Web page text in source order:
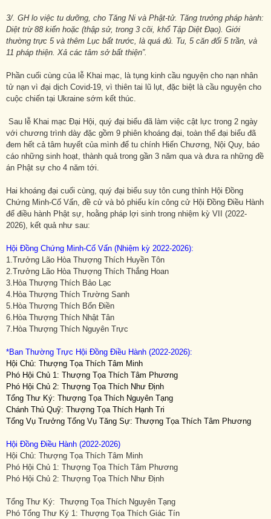
3/. GH lo việc tu dưỡng, cho Tăng Ni và Phật-tử. Tăng trưởng pháp hành:
Diệt trừ 88 kiến hoặc (thập sử, trong 3 cõi, khổ Tập Diệt Đạo). Giới
thường trực 5 và thêm Lục bất trước, là quá đủ. Tu, 5 căn đối 5 trần, và
11 pháp thiện. Xả các tâm sở bất thiện”.
Phần cuối cùng của lễ Khai mạc, là tụng kinh cầu nguyện cho nạn nhân
tử nạn vì đại dịch Covid-19, vì thiên tai lũ lụt, đặc biệt là cầu nguyện cho
cuộc chiến tại Ukraine sớm kết thúc.
Sau lễ Khai mạc Đại Hội, quý đại biểu đã làm việc cật lực trong 2 ngày
với chương trình dày đặc gồm 9 phiên khoáng đại, toàn thể đại biểu đã
đem hết cả tâm huyết của mình để tu chính Hiến Chương, Nội Quy, báo
cáo những sinh hoạt, thành quả trong gần 3 năm qua và đưa ra những đề
án Phật sự cho 4 năm tới.
Hai khoáng đại cuối cùng, quý đại biểu suy tôn cung thỉnh Hội Đồng
Chứng Minh-Cố Vấn, đề cử và bỏ phiếu kín công cử Hội Đồng Điều Hành
để điều hành Phật sự, hoằng pháp lợi sinh trong nhiệm kỳ VII (2022-
2026), kết quả như sau:
Hội Đồng Chứng Minh-Cố Vấn (Nhiệm kỳ 2022-2026):
1.Trưởng Lão Hòa Thượng Thích Huyền Tôn
2.Trưởng Lão Hòa Thượng Thích Thắng Hoan
3.Hòa Thượng Thích Bảo Lạc
4.Hòa Thượng Thích Trường Sanh
5.Hòa Thượng Thích Bổn Điền
6.Hòa Thượng Thích Nhật Tân
7.Hòa Thượng Thích Nguyên Trực
*Ban Thường Trực Hội Đồng Điều Hành (2022-2026):
Hội Chủ: Thượng Tọa Thích Tâm Minh
Phó Hội Chủ 1: Thượng Tọa Thích Tâm Phương
Phó Hội Chủ 2: Thượng Tọa Thích Như Định
Tổng Thư Ký: Thượng Tọa Thích Nguyên Tạng
Chánh Thủ Quỹ: Thượng Tọa Thích Hạnh Tri
Tổng Vụ Trưởng Tổng Vụ Tăng Sự: Thượng Tọa Thích Tâm Phương
Hội Đồng Điều Hành (2022-2026)
Hội Chủ: Thượng Tọa Thích Tâm Minh
Phó Hội Chủ 1: Thượng Tọa Thích Tâm Phương
Phó Hội Chủ 2: Thượng Tọa Thích Như Định
Tổng Thư Ký: Thượng Tọa Thích Nguyên Tạng
Phó Tổng Thư Ký 1: Thượng Tọa Thích Giác Tín